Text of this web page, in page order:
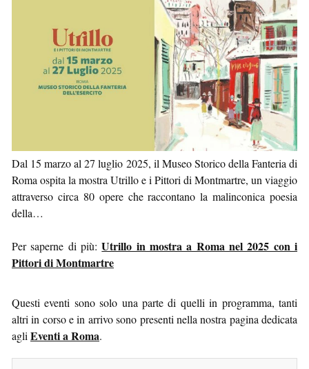
Dal 15 marzo al 27 luglio 2025, il Museo Storico della Fanteria di
Roma ospita la mostra Utrillo e i Pittori di Montmartre, un viaggio
attraverso circa 80 opere che raccontano la malinconica poesia
della…
Per saperne di più:Utrillo in mostra a Roma nel 2025 con i
Pittori di Montmartre
Questi eventi sono solo una parte di quelli in programma, tanti
altri in corso e in arrivo sono presenti nella nostra pagina dedicata
agliEventi a Roma.